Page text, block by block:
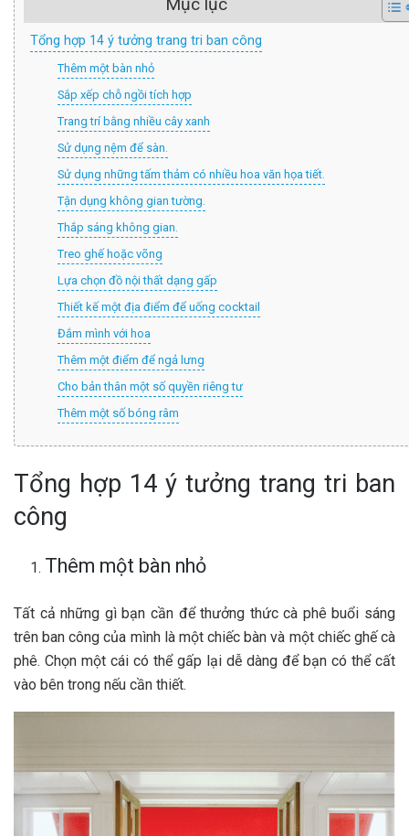
Mục lục
Tổng hợp 14 ý tưởng trang tri ban công
Thêm một bàn nhỏ
Sắp xếp chỗ ngồi tích hợp
Trang trí bằng nhiều cây xanh
Sử dụng nệm để sàn.
Sử dụng những tấm thảm có nhiều hoa văn họa tiết.
Tận dụng không gian tường.
Thắp sáng không gian.
Treo ghế hoặc võng
Lựa chọn đồ nội thất dạng gấp
Thiết kế một địa điểm để uống cocktail
Đắm mình với hoa
Thêm một điểm để ngả lưng
Cho bản thân một số quyền riêng tư
Thêm một số bóng râm
Tổng hợp 14 ý tưởng trang tri ban
công
Thêm một bàn nhỏ
Tất cả những gì bạn cần để thưởng thức cà phê buổi sáng
trên ban công của mình là một chiếc bàn và một chiếc ghế cà
phê. Chọn một cái có thể gấp lại dễ dàng để bạn có thể cất
vào bên trong nếu cần thiết.